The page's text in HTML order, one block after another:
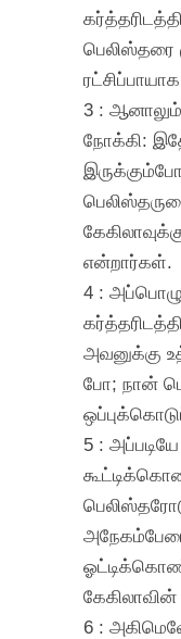
பெலிஸ்தரை
3 :
நோக்கி:
என்றார்கள்.
4 :
அவனுக்கு
போ; நான்
5 :
6 :